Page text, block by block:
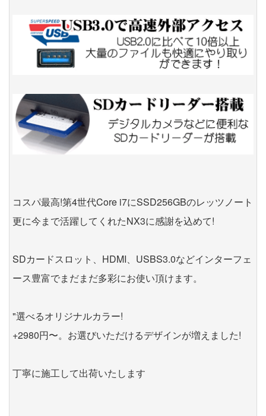
コスパ最高!第4世代Core i7にSSD256GBのレッツノート
更に今まで活躍してくれたNX3に感謝を込めて!
SDカードスロット、HDMI、USBS3.0などインターフェ
ース豊富でまだまだ多彩にお使い頂けます。
"選べるオリジナルカラー!
+2980円〜。お選びいただけるデザインが増えました!
丁寧に施工して出荷いたします